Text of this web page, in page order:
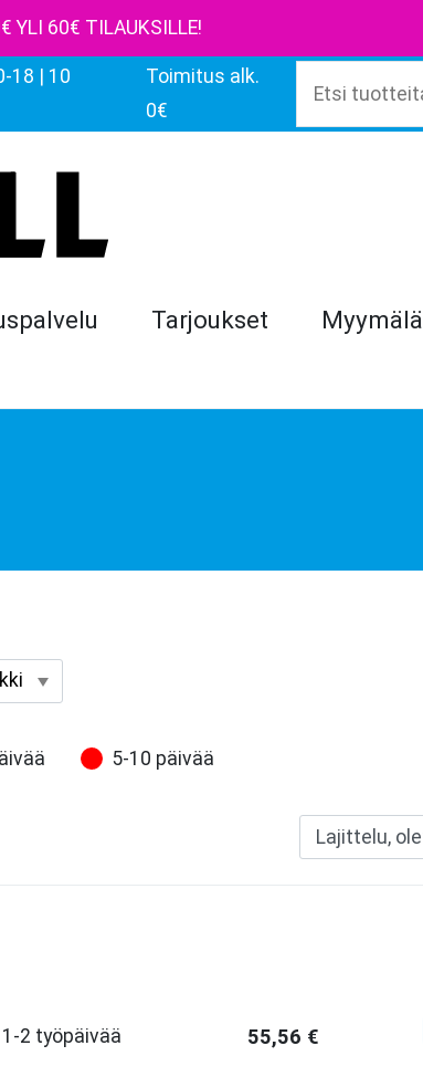
YLI 60€ TILAUKSILLE!
18 | 10
Toimitus alk.
0€
Tarjoukset Myymälä
5-10 päivää
1-2 työpäivää 55,56 €